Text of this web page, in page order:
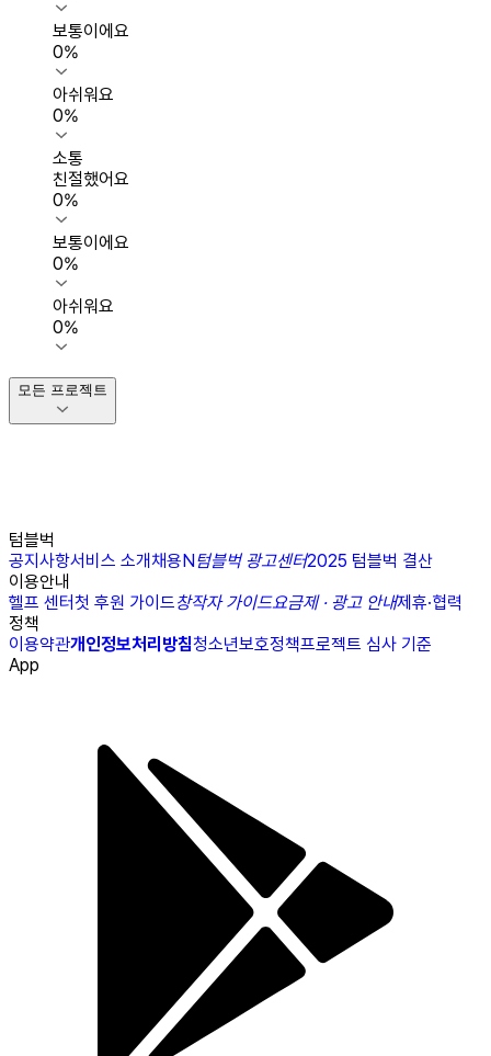
보통이에요
0%
아쉬워요
0%
소통
친절했어요
0%
보통이에요
0%
아쉬워요
0%
모든 프로젝트
텀블벅
공지사항서비스 소개채용N텀블벅 광고센터2025 텀블벅 결산
이용안내
헬프 센터첫 후원 가이드창작자 가이드요금제 · 광고 안내제휴·협력
정책
이용약관개인정보처리방침청소년보호정책프로젝트 심사 기준
App